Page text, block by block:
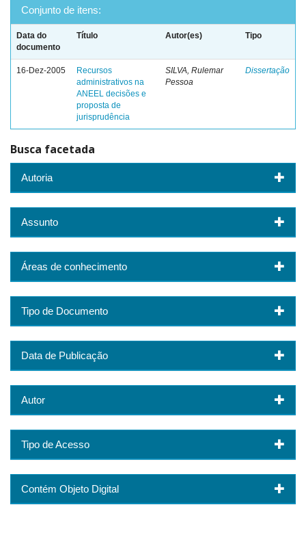
Conjunto de itens:
Data do
documento
Título Autor(es) Tipo
16-Dez-2005
Recursos
administrativos na
ANEEL decisões e
proposta de
jurisprudência
SILVA, Rulemar
Pessoa
Dissertação
Busca facetada
Autoria
Assunto
Áreas de conhecimento
Tipo de Documento
Data de Publicação
Autor
Tipo de Acesso
Contém Objeto Digital